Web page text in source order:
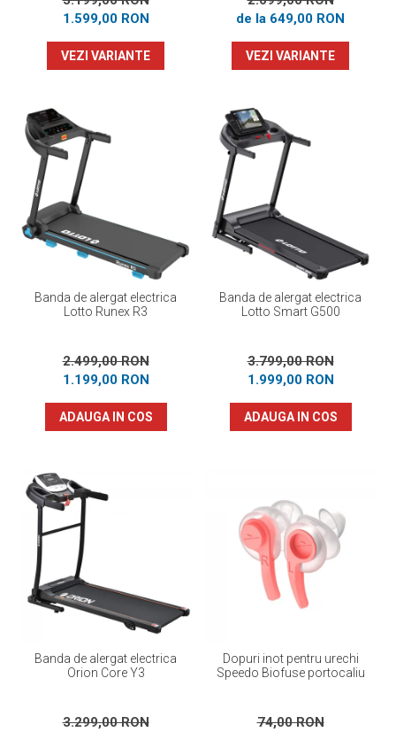
1.599,00 RON
VEZI VARIANTE
de la 649,00 RON
VEZI VARIANTE
Banda de alergat electrica
Lotto Runex R3
2.499,00 RON
1.199,00 RON
ADAUGA IN COS
Banda de alergat electrica
Lotto Smart G500
3.799,00 RON
1.999,00 RON
ADAUGA IN COS
Banda de alergat electrica
Orion Core Y3
3.299,00 RON
Dopuri inot pentru urechi
Speedo Biofuse portocaliu
74,00 RON